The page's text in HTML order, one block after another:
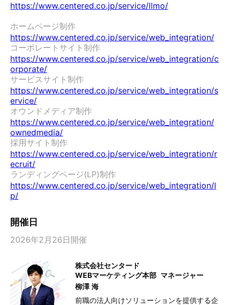
https://www.centered.co.jp/service/llmo/
ホームページ制作
https://www.centered.co.jp/service/web_integration/
コーポレートサイト制作
https://www.centered.co.jp/service/web_integration/c
orporate/
サービスサイト制作
https://www.centered.co.jp/service/web_integration/s
ervice/
オウンドメディア制作
https://www.centered.co.jp/service/web_integration/
ownedmedia/
採用サイト制作
https://www.centered.co.jp/service/web_integration/r
ecruit/
ランディングページ(LP)制作
https://www.centered.co.jp/service/web_integration/l
p/
開催日
2026年2月26日開催
株式会社センタード
WEBマーケティング本部 マネージャー
柳澤 海
前職の法人向けソリューションを提供する企